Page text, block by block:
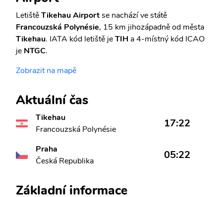
LetištěTikehau Airportse nachází ve státě
Francouzská Polynésie, 15 km jihozápadně od města
Tikehau. IATA kód letiště jeTIH a 4-místný kód ICAO
je NTGC.
Zobrazit na mapě
Aktuální čas
Tikehau
Francouzská Polynésie
17:22
Praha
Česká Republika
05:22
Základní informace